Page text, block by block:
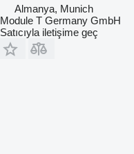
Almanya, Munich
Module T Germany GmbH
Satıcıyla iletişime geç